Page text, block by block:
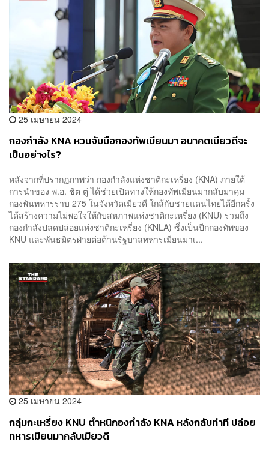
25 เมษายน 2024
กองกำลัง KNA หวนจับมือกองทัพเมียนมา อนาคตเมียวดีจะ
เป็นอย่างไร?
หลังจากที่ปรากฏภาพว่า กองกำลังแห่งชาติกะเหรี่ยง (KNA) ภายใต้
การนำของ พ.อ. ชิต ตู่ ได้ช่วยเปิดทางให้กองทัพเมียนมากลับมาคุม
กองพันทหารราบ 275 ในจังหวัดเมียวดี ใกล้กับชายแดนไทยได้อีกครั้ง
ได้สร้างความไม่พอใจให้กับสหภาพแห่งชาติกะเหรี่ยง (KNU) รวมถึง
กองกำลังปลดปล่อยแห่งชาติกะเหรี่ยง (KNLA) ซึ่งเป็นปีกกองทัพของ
KNU และพันธมิตรฝ่ายต่อต้านรัฐบาลทหารเมียนมาเ...
25 เมษายน 2024
กลุ่มกะเหรี่ยง KNU ตำหนิกองกำลัง KNA หลังกลับท่าที ปล่อย
ทหารเมียนมากลับเมียวดี